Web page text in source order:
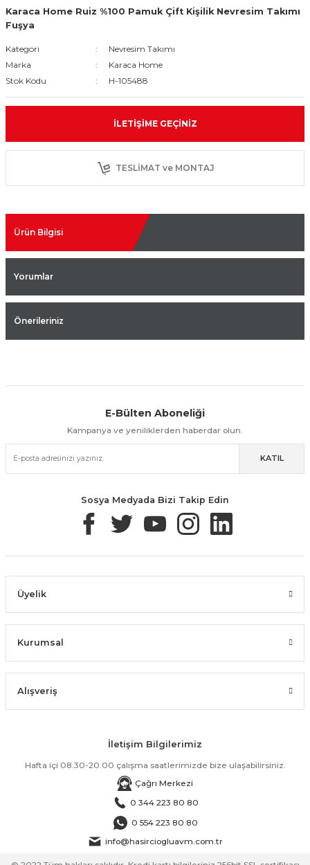
Karaca Home Ruiz %100 Pamuk Çift Kişilik Nevresim Takımı
Fuşya
Kategori
Nevresim Takımı
Marka
Karaca Home
Stok Kodu
H-105488
İLETIŞIME GEÇINIZ
TESLİMAT ve MONTAJ
Ürün Bilgisi
Yorumlar
Önerileriniz
Kolay İade & Değişim Güvenli Alışveriş
Güvenli Paketleme Taksit / Havale İle Alışveriş Kolay İade & Değişim
E-Bülten Aboneliği
Kampanya ve yeniliklerden haberdar olun.
KATIL
Sosya Medyada Bizi Takip Edin
Üyelik
Kurumsal
Alışveriş
İletişim Bilgilerimiz
Hafta içi 08.30-20.00 çalışma saatlerimizde bize ulaşabilirsiniz.
Çağrı Merkezi
0 344 223 80 80
0 554 223 80 80
info@hasirciogluavm.com.tr